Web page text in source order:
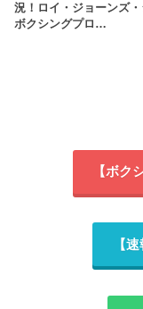
況！ロイ・ジョーンズ
ボクシングプロ…
【ボク
【